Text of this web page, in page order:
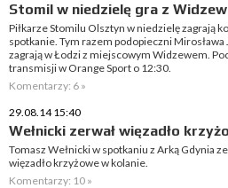
Stomil w niedzielę gra z
Piłkarze Stomilu Olsztyn w niedzielę zagrają
spotkanie. Tym razem podopieczni Mirosława
zagrają w Łodzi z miejscowym Widzewem.
transmisji w Orange Sport o 12:30.
Komentarzy: 6 »
29.08.14 15:40
Wełnicki zerwał więzadło
Tomasz Wełnicki w spotkaniu z Arką Gdynia
więzadło krzyżowe w kolanie.
Komentarzy: 10 »